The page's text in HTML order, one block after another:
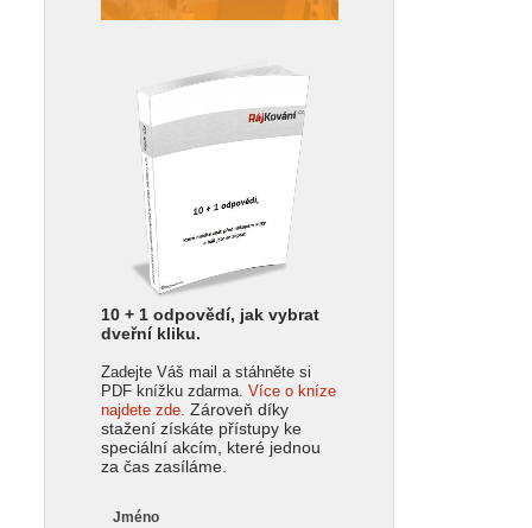
10 + 1 odpovědí, jak vybrat
dveřní kliku.
Zadejte Váš mail a stáhněte si
PDF knížku zdarma. Více o kníze
najdete zde. Zároveň díky
stažení získáte přístupy ke
speciální akcím, které jednou
za čas zasíláme.
Jméno